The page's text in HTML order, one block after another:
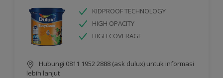
KIDPROOF TECHNOLOGY
HIGH OPACITY
HIGH COVERAGE
Hubungi 0811 1952 2888 (ask dulux) untuk informasi
lebih lanjut